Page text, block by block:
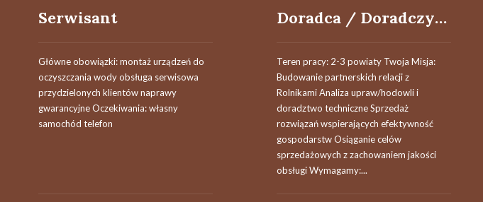
Serwisant
Główne obowiązki: montaż urządzeń do
oczyszczania wody obsługa serwisowa
przydzielonych klientów naprawy
gwarancyjne Oczekiwania: własny
samochód telefon
Doradca / Doradczyni Techniczno-Handlowa
Teren pracy: 2-3 powiaty Twoja Misja:
Budowanie partnerskich relacji z
Rolnikami Analiza upraw/hodowli i
doradztwo techniczne Sprzedaż
rozwiązań wspierających efektywność
gospodarstw Osiąganie celów
sprzedażowych z zachowaniem jakości
obsługi Wymagamy:...